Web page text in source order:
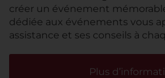
créer un événement
dédiée aux événements vous
assistance et ses conseils à
Plus